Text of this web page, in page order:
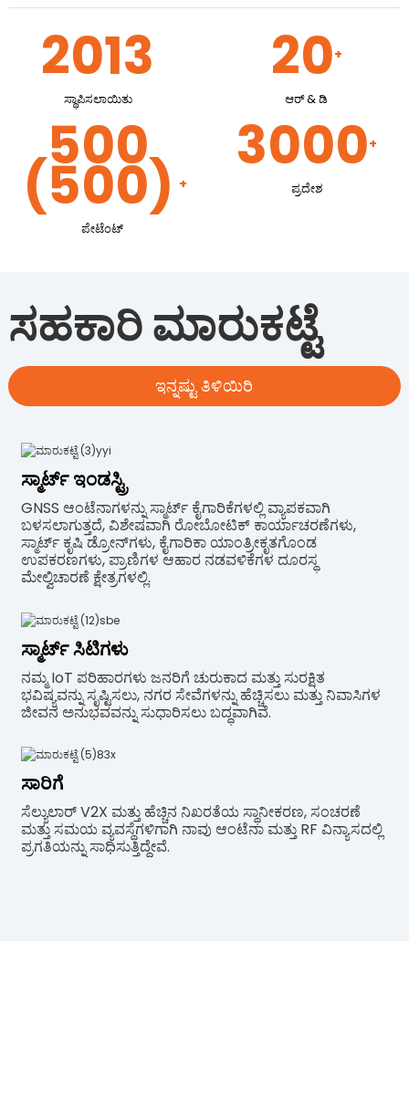
2013
ಸ್ಥಾಪಿಸಲಾಯಿತು
20+
ಆರ್ & ಡಿ
500
(500) +
ಪೇಟೆಂಟ್
3000+
ಪ್ರದೇಶ
ಸಹಕಾರಿ ಮಾರುಕಟ್ಟೆ
ಇನ್ನಷ್ಟು ತಿಳಿಯಿರಿ
ಸ್ಮಾರ್ಟ್ ಇಂಡಸ್ಟ್ರಿ
GNSS ಆಂಟೆನಾಗಳನ್ನು ಸ್ಮಾರ್ಟ್ ಕೈಗಾರಿಕೆಗಳಲ್ಲಿ ವ್ಯಾಪಕವಾಗಿ
ಬಳಸಲಾಗುತ್ತದೆ, ವಿಶೇಷವಾಗಿ ರೋಬೋಟಿಕ್ ಕಾರ್ಯಾಚರಣೆಗಳು,
ಸ್ಮಾರ್ಟ್ ಕೃಷಿ ಡ್ರೋನ್‌ಗಳು, ಕೈಗಾರಿಕಾ ಯಾಂತ್ರೀಕೃತಗೊಂಡ
ಉಪಕರಣಗಳು, ಪ್ರಾಣಿಗಳ ಆಹಾರ ನಡವಳಿಕೆಗಳ ದೂರಸ್ಥ
ಮೇಲ್ವಿಚಾರಣೆ ಕ್ಷೇತ್ರಗಳಲ್ಲಿ.
ಸ್ಮಾರ್ಟ್ ಸಿಟಿಗಳು
ನಮ್ಮ IoT ಪರಿಹಾರಗಳು ಜನರಿಗೆ ಚುರುಕಾದ ಮತ್ತು ಸುರಕ್ಷಿತ
ಭವಿಷ್ಯವನ್ನು ಸೃಷ್ಟಿಸಲು, ನಗರ ಸೇವೆಗಳನ್ನು ಹೆಚ್ಚಿಸಲು ಮತ್ತು ನಿವಾಸಿಗಳ
ಜೀವನ ಅನುಭವವನ್ನು ಸುಧಾರಿಸಲು ಬದ್ಧವಾಗಿವೆ.
ಸಾರಿಗೆ
ಸೆಲ್ಯುಲಾರ್ V2X ಮತ್ತು ಹೆಚ್ಚಿನ ನಿಖರತೆಯ ಸ್ಥಾನೀಕರಣ, ಸಂಚರಣೆ
ಮತ್ತು ಸಮಯ ವ್ಯವಸ್ಥೆಗಳಿಗಾಗಿ ನಾವು ಆಂಟೆನಾ ಮತ್ತು RF ವಿನ್ಯಾಸದಲ್ಲಿ
ಪ್ರಗತಿಯನ್ನು ಸಾಧಿಸುತ್ತಿದ್ದೇವೆ.